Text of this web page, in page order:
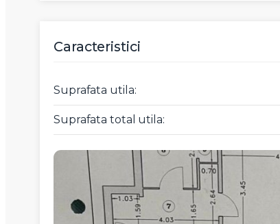
Caracteristici
Suprafata utila:
Suprafata total utila: